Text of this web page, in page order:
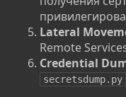
Lateral
Remote
Credential
secretsdump.py